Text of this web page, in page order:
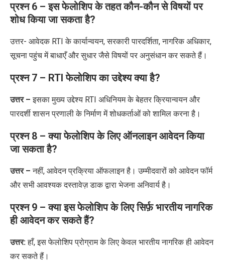
प्रश्न6 – इस फेलोशिप के तहत कौन-कौन से विषयों पर
शोध किया जा सकता है?
उत्तर- आवेदक RTIके कार्यान्वयन,सरकारी पारदर्शिता,नागरिक अधिकार,
सूचना पहुंच में बाधाएँ और सुधार जैसे विषयों पर अनुसंधान कर सकते हैं।
प्रश्न 7 – RTI फेलोशिप का उद्देश्य क्या है?
उत्तर – इसका मुख्य उद्देश्य RTI अधिनियम के बेहतर क्रियान्वयन और
पारदर्शी शासन प्रणाली के निर्माण में शोधकर्ताओं को शामिल करना है।
प्रश्न 8 – क्या फेलोशिप के लिए ऑनलाइन आवेदन किया
जा सकता है?
उत्तर – नहीं, आवेदन प्रक्रिया ऑफलाइन है। उम्मीदवारों को आवेदन फॉर्म
और सभी आवश्यक दस्तावेज़ डाक द्वारा भेजना अनिवार्य है।
प्रश्न 9 –क्या इस फेलोशिप के लिए सिर्फ़ भारतीय नागरिक
ही आवेदन कर सकते हैं?
उत्तर:हाँ,इस फेलोशिप प्रोग्राम के लिए केवल भारतीय नागरिक ही आवेदन
कर सकते हैं।